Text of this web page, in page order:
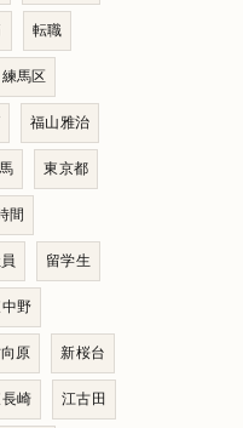
転職
練馬区
福山雅治
東京都
間
留学生
野
原 新桜台
崎 江古田